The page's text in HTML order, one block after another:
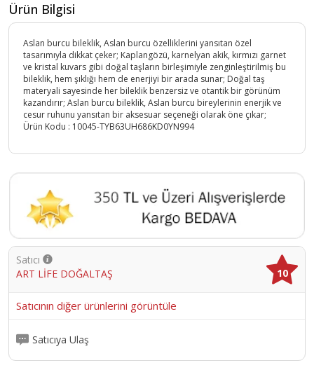
Ürün Bilgisi
Aslan burcu bileklik, Aslan burcu özelliklerini yansıtan özel
tasarımıyla dikkat çeker; Kaplangözü, karnelyan akik, kırmızı garnet
ve kristal kuvars gibi doğal taşların birleşimiyle zenginleştirilmiş bu
bileklik, hem şıklığı hem de enerjiyi bir arada sunar; Doğal taş
materyali sayesinde her bileklik benzersiz ve otantik bir görünüm
kazandırır; Aslan burcu bileklik, Aslan burcu bireylerinin enerjik ve
cesur ruhunu yansıtan bir aksesuar seçeneği olarak öne çıkar;
Ürün Kodu : 10045-TYB63UH686KD0YN994
Satıcı
ART LİFE DOĞALTAŞ
10
Satıcının diğer ürünlerini görüntüle
Satıcıya Ulaş